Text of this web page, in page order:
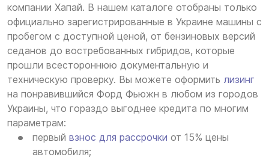
компании Хапай. В нашем каталоге отобраны только
официально зарегистрированные в Украине машины с
пробегом с доступной ценой, от бензиновых версий
седанов до востребованных гибридов, которые
прошли всестороннюю документальную и
техническую проверку. Вы можете оформить лизинг
на понравившийся Форд Фьюжн в любом из городов
Украины, что гораздо выгоднее кредита по многим
параметрам:
первый взнос для рассрочки от 15% цены
автомобиля;